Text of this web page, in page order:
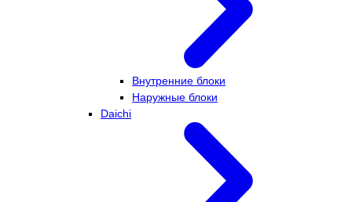
Внутренние блоки
Наружные блоки
Daichi